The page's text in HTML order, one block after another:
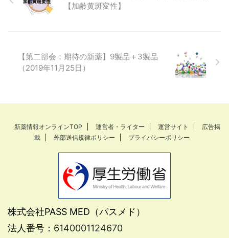
【加齢黄斑変性】
【第二部会：期待の新薬】9製品＋3製品
（2019年11月25日）
新薬情報オンラインTOP 運営者・ライター 運営サイト
広告掲
載
外部送信規律ポリシー プライバシーポリシー
株式会社PASS MED（パスメド）
法人番号： 6140001124670